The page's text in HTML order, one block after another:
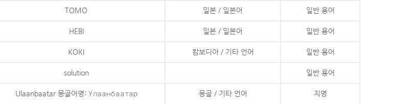
TOMO 일본 / 일본어 일반 용어
HEBI 일본 / 일본어 일반 용어
KOKI 캄보디아 / 기타 언어 일반 용어
solution 일반 용어
Ulaanbaatar 몽골어명: Улаанбаатар 몽골 / 기타 언어 지명